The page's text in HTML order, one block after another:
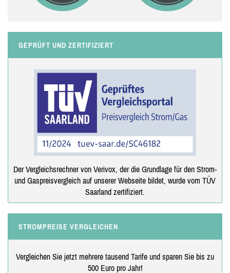
GEPRÜFT UND ZERTIFIZIERT
Der Vergleichsrechner von Verivox, der die Grundlage für den Strom-
und Gaspreisvergleich auf unserer Webseite bildet, wurde vom TÜV
Saarland zertifiziert.
STROMPREISE VERGLEICHEN
Vergleichen Sie jetzt mehrere tausend Tarife und sparen Sie bis zu
500 Euro pro Jahr!